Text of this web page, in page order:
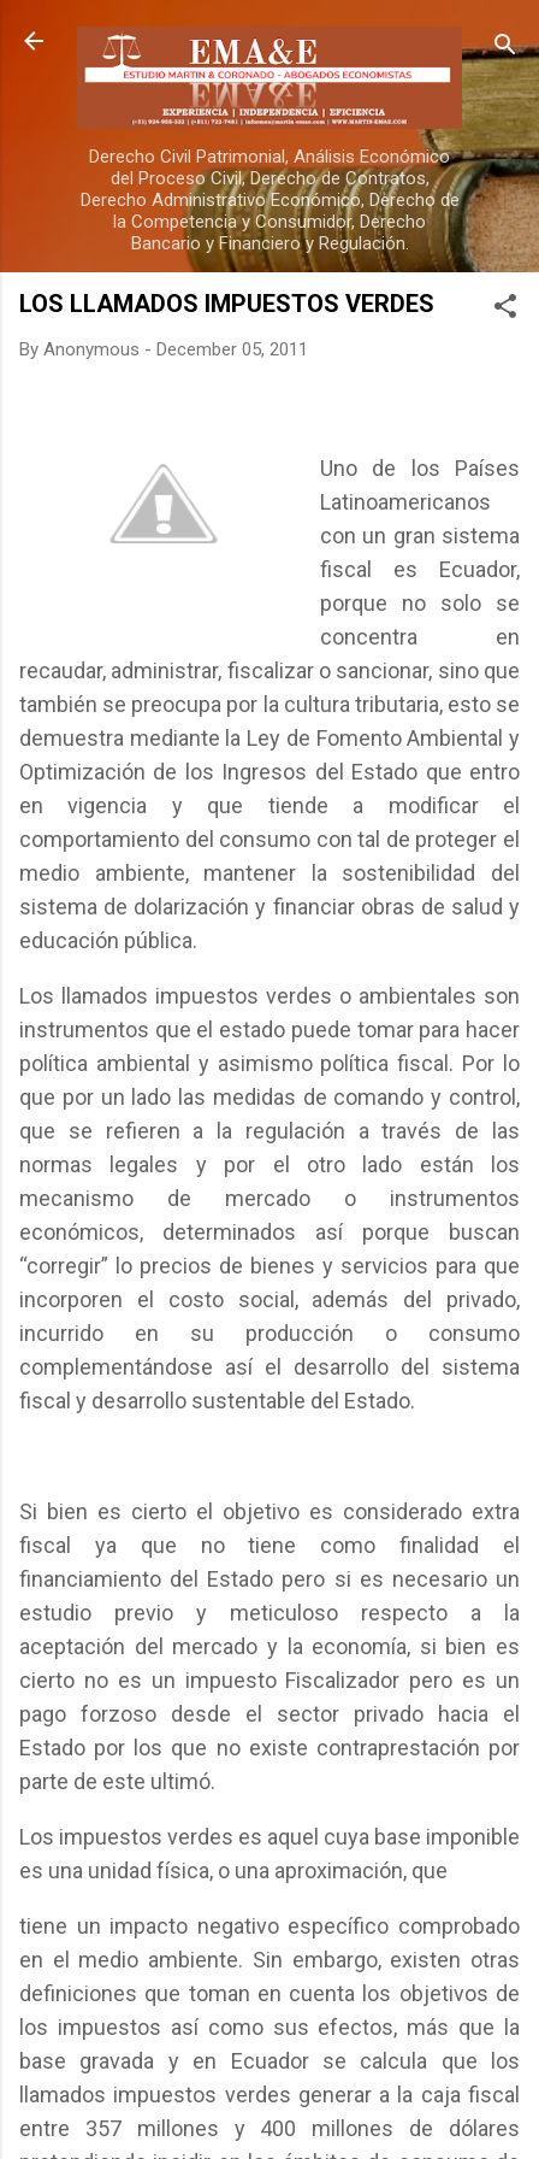
Skip to main content
Derecho Civil Patrimonial, Análisis Económico
del Proceso Civil, Derecho de Contratos,
Derecho Administrativo Económico, Derecho de
la Competencia y Consumidor, Derecho
Bancario y Financiero y Regulación.
LOS LLAMADOS IMPUESTOS VERDES
By Anonymous - December 05, 2011
Uno de los Países
Latinoamericanos
con un gran sistema
fiscal es Ecuador,
porque no solo se
concentra en
recaudar, administrar, fiscalizar o sancionar, sino que
también se preocupa por la cultura tributaria, esto se
demuestra mediante la Ley de Fomento Ambiental y
Optimización de los Ingresos del Estado que entro
en vigencia y que tiende a modificar el
comportamiento del consumo con tal de proteger el
medio ambiente, mantener la sostenibilidad del
sistema de dolarización y financiar obras de salud y
educación pública.
Los llamados impuestos verdes o ambientales son
instrumentos que el estado puede tomar para hacer
política ambiental y asimismo política fiscal. Por lo
que por un lado las medidas de comando y control,
que se refieren a la regulación a través de las
normas legales y por el otro lado están los
mecanismo de mercado o instrumentos
económicos, determinados así porque buscan
“corregir” lo precios de bienes y servicios para que
incorporen el costo social, además del privado,
incurrido en su producción o consumo
complementándose así el desarrollo del sistema
fiscal y desarrollo sustentable del Estado.
Si bien es cierto el objetivo es considerado extra
fiscal ya que no tiene como finalidad el
financiamiento del Estado pero si es necesario un
estudio previo y meticuloso respecto a la
aceptación del mercado y la economía, si bien es
cierto no es un impuesto Fiscalizador pero es un
pago forzoso desde el sector privado hacia el
Estado por los que no existe contraprestación por
parte de este ultimó.
Los impuestos verdes es aquel cuya base imponible
es una unidad física, o una aproximación, que
tiene un impacto negativo específico comprobado
en el medio ambiente. Sin embargo, existen otras
definiciones que toman en cuenta los objetivos de
los impuestos así como sus efectos, más que la
base gravada y en Ecuador se calcula que los
llamados impuestos verdes generar a la caja fiscal
entre 357 millones y 400 millones de dólares